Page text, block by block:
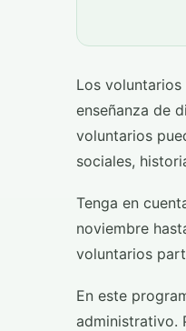
Los
enseñanza de
voluntarios
sociales,
Tenga en
noviembre
voluntarios
En este
administrativo.